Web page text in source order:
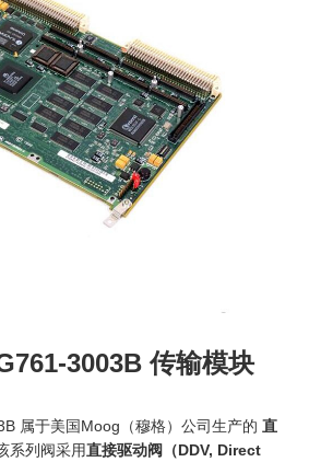
3003B 传输模块
属于美国Moog（穆格）公司生产的 直
系列阀采用直接驱动阀（DDV, Direct